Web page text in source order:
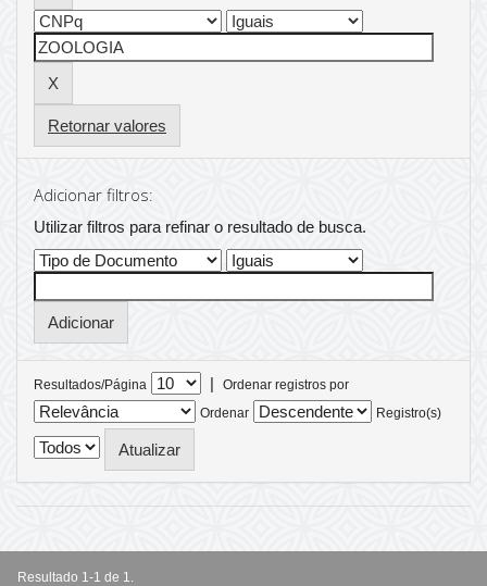
Retornar valores
Adicionar filtros:
Utilizar filtros para refinar o resultado de busca.
Resultados/Página |
Ordenar registros por
Ordenar
Registro(s)
Resultado 1-1 de 1.